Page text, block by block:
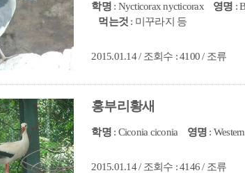
학명: Nycticorax nycticorax 영명 :
먹는것 : 미꾸라지 등
2015.01.14 / 조회수 : 4100 / 조류
홍부리황새
학명: Ciconia ciconia 영명 :
2015.01.14 / 조회수 : 4146 / 조류